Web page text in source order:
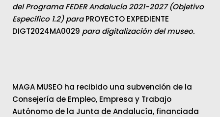
del Programa FEDER Andalucía 2021-2027 (Objetivo
Específico 1.2) paraPROYECTO EXPEDIENTE
DIGT2024MA0029 para digitalización del museo.
MAGA MUSEO ha recibido una subvención de la
Consejería de Empleo, Empresa y Trabajo
Autónomo de la Junta de Andalucía, financiada